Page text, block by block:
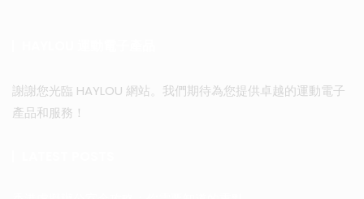
謝謝您光臨 HAYLOU 網站。我們期待為您提供卓越的運動電子
產品和服務！